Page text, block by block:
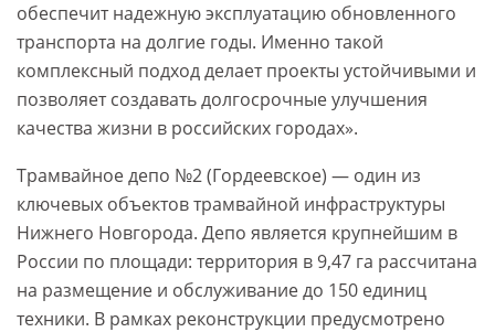
обеспечит надежную эксплуатацию обновленного
транспорта на долгие годы. Именно такой
комплексный подход делает проекты устойчивыми и
позволяет создавать долгосрочные улучшения
качества жизни в российских городах».
Трамвайное депо №2 (Гордеевское) — один из
ключевых объектов трамвайной инфраструктуры
Нижнего Новгорода. Депо является крупнейшим в
России по площади: территория в 9,47 га рассчитана
на размещение и обслуживание до 150 единиц
техники. В рамках реконструкции предусмотрено